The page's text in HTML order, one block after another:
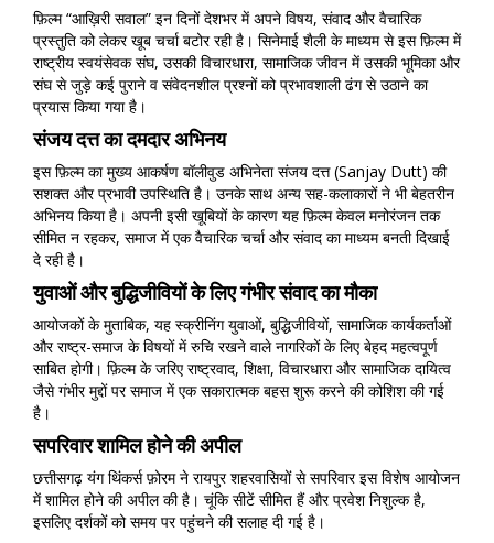
फ़िल्म “आख़िरी सवाल” इन दिनों देशभर में अपने विषय, संवाद और वैचारिक
प्रस्तुति को लेकर खूब चर्चा बटोर रही है। सिनेमाई शैली के माध्यम से इस फ़िल्म में
राष्ट्रीय स्वयंसेवक संघ, उसकी विचारधारा, सामाजिक जीवन में उसकी भूमिका और
संघ से जुड़े कई पुराने व संवेदनशील प्रश्नों को प्रभावशाली ढंग से उठाने का
प्रयास किया गया है।
संजय दत्त का दमदार अभिनय
इस फ़िल्म का मुख्य आकर्षण बॉलीवुड अभिनेता संजय दत्त (Sanjay Dutt) की
सशक्त और प्रभावी उपस्थिति है। उनके साथ अन्य सह-कलाकारों ने भी बेहतरीन
अभिनय किया है। अपनी इसी खूबियों के कारण यह फ़िल्म केवल मनोरंजन तक
सीमित न रहकर, समाज में एक वैचारिक चर्चा और संवाद का माध्यम बनती दिखाई
दे रही है।
युवाओं और बुद्धिजीवियों के लिए गंभीर संवाद का मौका
आयोजकों के मुताबिक, यह स्क्रीनिंग युवाओं, बुद्धिजीवियों, सामाजिक कार्यकर्ताओं
और राष्ट्र-समाज के विषयों में रुचि रखने वाले नागरिकों के लिए बेहद महत्वपूर्ण
साबित होगी। फ़िल्म के जरिए राष्ट्रवाद, शिक्षा, विचारधारा और सामाजिक दायित्व
जैसे गंभीर मुद्दों पर समाज में एक सकारात्मक बहस शुरू करने की कोशिश की गई
है।
सपरिवार शामिल होने की अपील
छत्तीसगढ़ यंग थिंकर्स फ़ोरम ने रायपुर शहरवासियों से सपरिवार इस विशेष आयोजन
में शामिल होने की अपील की है। चूंकि सीटें सीमित हैं और प्रवेश निशुल्क है,
इसलिए दर्शकों को समय पर पहुंचने की सलाह दी गई है।